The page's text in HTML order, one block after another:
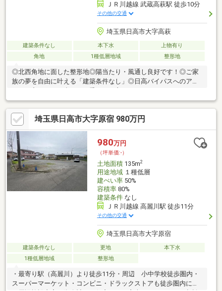
ＪＲ川越線 武蔵高萩駅 徒歩10分
その他の交通
埼玉県日高市大字高萩
建築条件なし 本下水
上物有り
角地
1種低層地域 整形地
◎北西角地に面した整形地◎陽当たり・風通し良好です！◎ご家
族の夢を自由に叶える「建築条件なし」◎日高バイパスへのアク
埼玉県日高市大字原宿 980万円
980万円
（坪単価:-）
土地面積135m2
用途地域１種低層
建ぺい率50%
容積率80%
建築条件なし
ＪＲ川越線 高麗川駅 徒歩11分
その他の交通
埼玉県日高市大字原宿
建築条件なし 更地
本下水
1種低層地域
整形地
・最寄り駅（高麗川）より徒歩11分・周辺 小中学校徒歩圏内・
スーパーマーケット・コンビニ・ドラックストアも徒歩圏内にあ